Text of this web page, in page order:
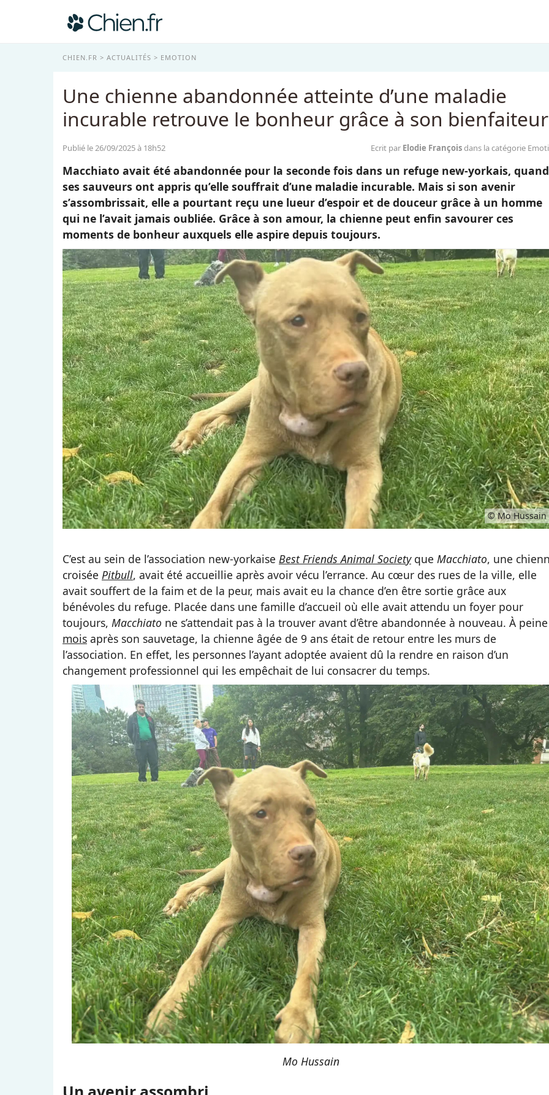
CHIEN.FR ACTUALITÉS EMOTION
Une chienne abandonnée atteinte d’une maladie
incurable retrouve le bonheur grâce à son bienfaiteur
Publié le 26/09/2025 à 18h52 Ecrit par Elodie Françoisdans la catégorie
Macchiato avait été abandonnée pour la seconde fois dans un refuge new-yorkais, quand
ses sauveurs ont appris qu’elle souffrait d’une maladie incurable. Mais si son avenir
s’assombrissait, elle a pourtant reçu une lueur d’espoir et de douceur grâce à un homme
qui ne l’avait jamais oubliée. Grâce à son amour, la chienne peut enfin savourer ces
moments de bonheur auxquels elle aspire depuis toujours.
© Mo Hussain
C’est au sein de l’association new-yorkaise Best Friends Animal Societyque Macchiato, une
croisée Pitbull, avait été accueillie après avoir vécu l’errance. Au cœur des rues de la ville, elle
avait souffert de la faim et de la peur, mais avait eu la chance d’en être sortie grâce aux
bénévoles du refuge. Placée dans une famille d’accueil où elle avait attendu un foyer pour
toujours, Macchiato ne s’attendait pas à la trouver avant d’être abandonnée à nouveau. À
mois après son sauvetage, la chienne âgée de 9 ans était de retour entre les murs de
l’association. En effet, les personnes l’ayant adoptée avaient dû la rendre en raison d’un
changement professionnel qui les empêchait de lui consacrer du temps.
Mo Hussain